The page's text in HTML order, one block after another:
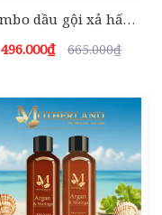
Combo dầu gội xả hấp Motherland Argan & Moringa 300ml | Chăm sóc toàn diện cho mái tóc
496.000₫
665.000₫